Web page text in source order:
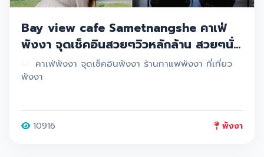
Bay view cafe Sametnangshe คาเฟ่
พังงา จุดเช็คอินสวยๆวิวหลักล้าน สวยๆนั่ง
สบายๆบรรยากาศดี
คาเฟ่พังงา จุดเช็คอินพังงา ร้านกาแฟพังงา ที่เที่ยว
พังงา
10916 พังงา